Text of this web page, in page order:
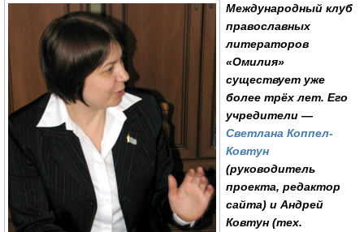
Международный клуб
православных
литераторов
«Омилия»
существует уже
более трёх лет. Его
учредители —
Светлана Коппел-
Ковтун
(руководитель
проекта, редактор
сайта) и Андрей
Ковтун (тех.